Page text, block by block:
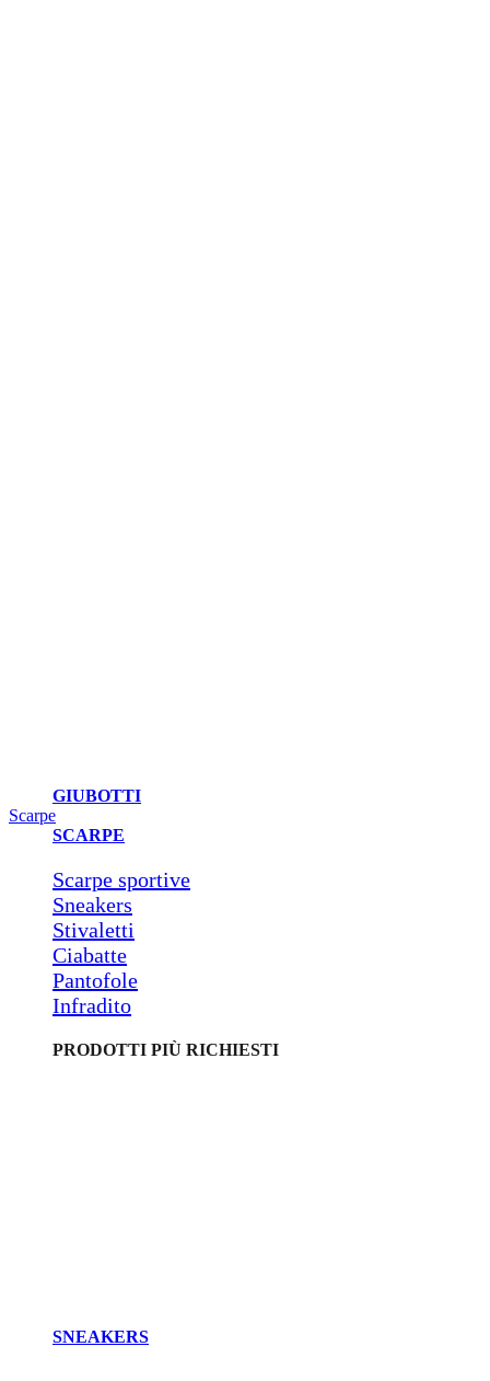
GIUBOTTI
Scarpe
SCARPE
Scarpe sportive
Sneakers
Stivaletti
Ciabatte
Pantofole
Infradito
PRODOTTI PIÙ RICHIESTI
SNEAKERS